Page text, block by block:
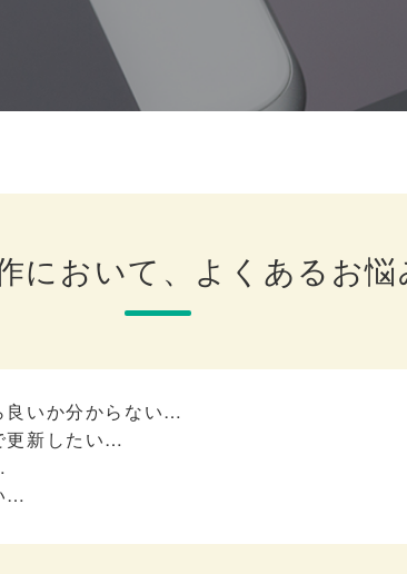
において、よくあるお
良いか分からない…
更新したい…
…